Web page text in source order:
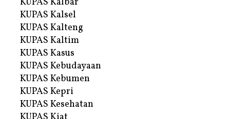
KUPAS Kalsel
KUPAS Kalteng
KUPAS Kaltim
KUPAS Kasus
KUPAS Kebudayaan
KUPAS Kebumen
KUPAS Kepri
KUPAS Kesehatan